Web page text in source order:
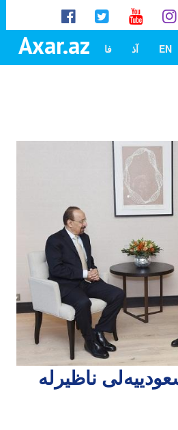
Axar.az EN آذ فا
ناظیرله